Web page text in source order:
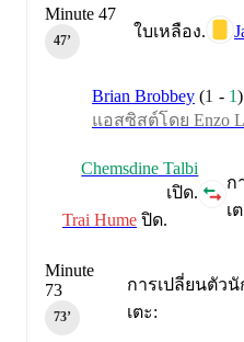
ใบเหลือง.
Minute 47
47‎’‎
Brian Brobbey (1 - 1)
แอสซิสต์โดย Enzo
ก
เ
Chemsdine Talbi
เปิด.
Trai Hume ปิด.
การเปลี่ยนตัวนั
เตะ:
Minute
73
73‎’‎